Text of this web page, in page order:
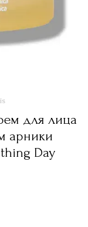
для лица
арники
Day